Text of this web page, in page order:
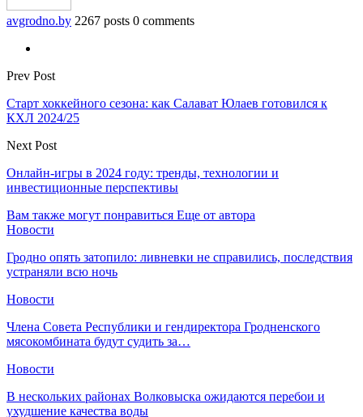
avgrodno.by 2267 posts 0 comments
Prev Post
Старт хоккейного сезона: как Салават Юлаев готовился к
КХЛ 2024/25
Next Post
Онлайн-игры в 2024 году: тренды, технологии и
инвестиционные перспективы
Вам также могут понравиться Еще от автора
Новости
Гродно опять затопило: ливневки не справились, последствия
устраняли всю ночь
Новости
Члена Совета Республики и гендиректора Гродненского
мясокомбината будут судить за…
Новости
В нескольких районах Волковыска ожидаются перебои и
ухудшение качества воды